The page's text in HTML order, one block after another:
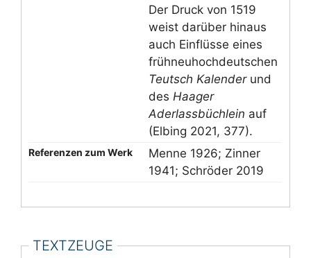
Der Druck von 1519
weist darüber hinaus
auch Einflüsse eines
frühneuhochdeutschen
Teutsch Kalenderund
des Haager
Aderlassbüchlein auf
(Elbing 2021, 377).
Referenzen zum Werk
Menne 1926; Zinner
1941; Schröder 2019
TEXTZEUGE